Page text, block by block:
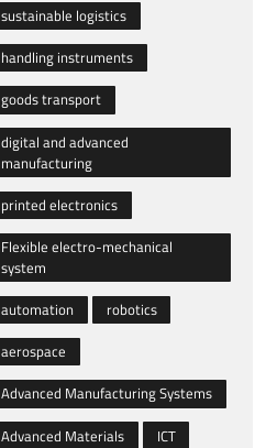
sustainable logistics
handling instruments
goods transport
digital and advanced
manufacturing
printed electronics
Flexible electro-mechanical
system
automation
robotics
aerospace
Advanced Manufacturing Systems
Advanced Materials
ICT